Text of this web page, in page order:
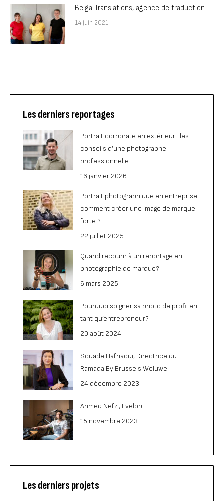
Belga Translations, agence de traduction
14 juin 2021
Les derniers reportages
Portrait corporate en extérieur : les
conseils d’une photographe
professionnelle
16 janvier 2026
Portrait photographique en entreprise :
comment créer une image de marque
forte ?
22 juillet 2025
Quand recourir à un reportage en
photographie de marque?
6 mars 2025
Pourquoi soigner sa photo de profil en
tant qu’entrepreneur?
20 août 2024
Souade Hafnaoui, Directrice du
Ramada By Brussels Woluwe
24 décembre 2023
Ahmed Nefzi, Evelob
15 novembre 2023
Les derniers projets